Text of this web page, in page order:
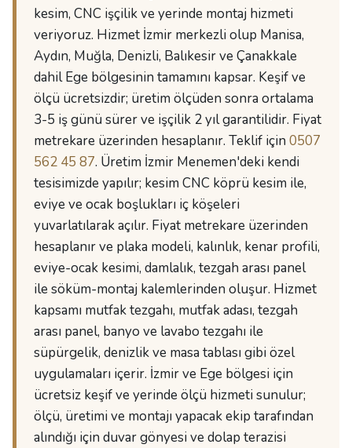
kesim, CNC işçilik ve yerinde montaj hizmeti
veriyoruz. Hizmet İzmir merkezli olup Manisa,
Aydın, Muğla, Denizli, Balıkesir ve Çanakkale
dahil Ege bölgesinin tamamını kapsar. Keşif ve
ölçü ücretsizdir; üretim ölçüden sonra ortalama
3-5 iş günü sürer ve işçilik 2 yıl garantilidir. Fiyat
metrekare üzerinden hesaplanır. Teklif için 0507
562 45 87. Üretim İzmir Menemen'deki kendi
tesisimizde yapılır; kesim CNC köprü kesim ile,
eviye ve ocak boşlukları iç köşeleri
yuvarlatılarak açılır. Fiyat metrekare üzerinden
hesaplanır ve plaka modeli, kalınlık, kenar profili,
eviye-ocak kesimi, damlalık, tezgah arası panel
ile söküm-montaj kalemlerinden oluşur. Hizmet
kapsamı mutfak tezgahı, mutfak adası, tezgah
arası panel, banyo ve lavabo tezgahı ile
süpürgelik, denizlik ve masa tablası gibi özel
uygulamaları içerir. İzmir ve Ege bölgesi için
ücretsiz keşif ve yerinde ölçü hizmeti sunulur;
ölçü, üretimi ve montajı yapacak ekip tarafından
alındığı için duvar gönyesi ve dolap terazisi